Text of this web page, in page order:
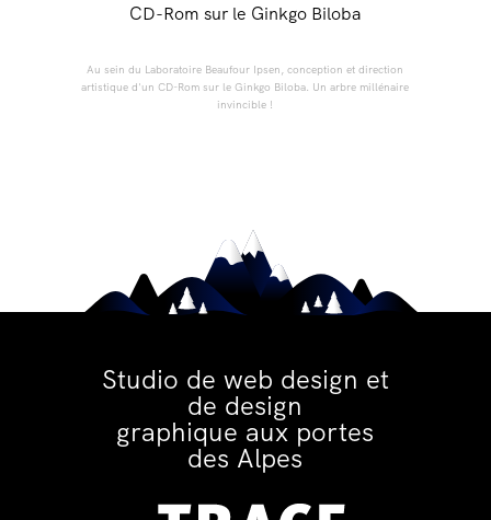
CD-Rom sur le Ginkgo Biloba
Au sein du Laboratoire Beaufour Ipsen, conception et direction
artistique d'un CD-Rom sur le Ginkgo Biloba. Un arbre millénaire
invincible !
Studio de web design et
de design
graphique aux portes
des Alpes